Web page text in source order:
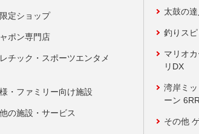
定ショップ
ポン専門店
チック・スポーツエンタメ
・ファミリー向け施設
の施設・サービス
太鼓の達
釣りス
マリオ
リDX
湾岸ミ
ーン
その他